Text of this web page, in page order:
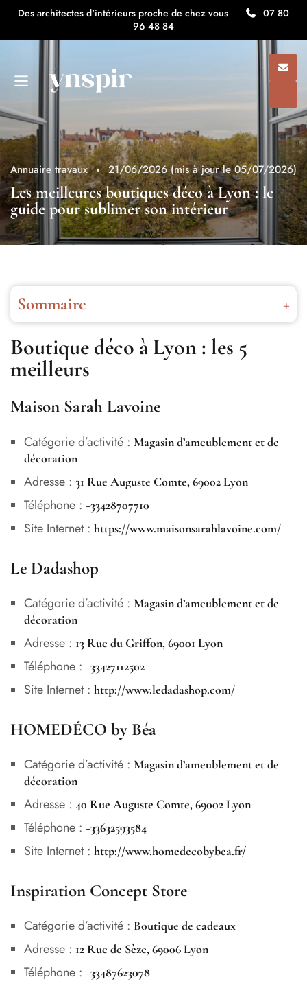
Des architectes d'intérieurs proche de chez vous
07 80
96 48 84
Annuaire travaux 21/06/2026 (mis à jour le 05/07/2026)
Les meilleures boutiques déco à Lyon : le
guide pour sublimer son intérieur
Sommaire
Boutique déco à Lyon : les 5 meilleurs
Pourquoi choisir une boutique déco à Lyon pour
transformer son intérieur ?
Quels services propose une boutique de décoration à
Lyon ?
Quelles tendances déco rythment la vie à Lyon ?
Boutique déco à Lyon : les 5
meilleurs
Maison Sarah Lavoine
Catégorie d’activité : Magasin d’ameublement et de
décoration
Adresse : 31 Rue Auguste Comte, 69002Lyon
Téléphone : +33428707710
Site Internet : https://www.maisonsarahlavoine.com/
Le Dadashop
Catégorie d’activité : Magasin d’ameublement et de
décoration
Adresse : 13 Rue du Griffon, 69001 Lyon
Téléphone : +33427112502
Site Internet : http://www.ledadashop.com/
HOMEDÉCO by Béa
Catégorie d’activité : Magasin d’ameublement et de
décoration
Adresse : 40 Rue Auguste Comte, 69002 Lyon
Téléphone : +33632593584
Site Internet : http://www.homedecobybea.fr/
Inspiration Concept Store
Catégorie d’activité : Boutique de cadeaux
Adresse : 12 Rue de Sèze, 69006 Lyon
Téléphone : +33487623078